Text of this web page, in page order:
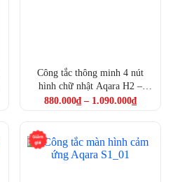
Công tắc thông minh 4 nút
hình chữ nhật Aqara H2 –
Aqara Light Switch H2 US
880.000₫ – 1.090.000₫